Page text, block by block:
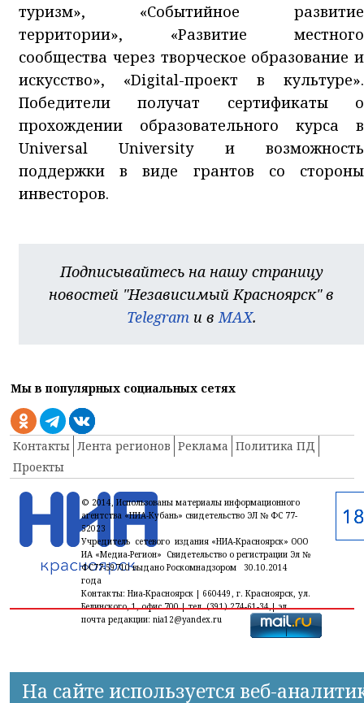
туризм», «Событийное развитие
территории», «Развитие местного
сообщества через творческое образование и
искусство», «Digital-проект в культуре».
Победители получат сертификаты о
прохождении образовательного курса в
Universal University и возможность
поддержки в виде грантов со стороны
инвесторов.
Подписывайтесь на нашу страницу
новостей "Независимый Красноярск" в
Telegramи в MAX.
Мы в популярных социальных сетях
Контакты Лента регионов Реклама Политика ПД
Проекты
© 2014, Использованы материалы информационного
агентства «НИА-Кубань» свидетельство ЭЛ № ФС 77-
52023
Учредитель сетевого издания «НИА-Красноярск» ООО
ИА «Медиа-Регион» Свидетельство о регистрации Эл №
ФС77-59710 выдано Роскомнадзором 30.10.2014
года
Контакты: Ниа-Красноярск | 660449, г. Красноярск, ул.
Белинского, 1, офис 700 | тел. (391) 274-61-34,| эл.
почта редакции: nia12@yandex.ru
На сайте используется веб-